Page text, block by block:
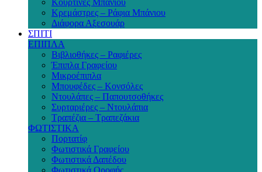
Κουρτίνες Μπάνιου
Κρεμάστρες – Ράφια Μπάνιου
Διάφορα Αξεσουάρ
ΣΠΙΤΙ
ΕΠΙΠΛΑ
Βιβλιοθήκες – Ραφιέρες
Έπιπλα Γραφείου
Μικροέπιπλα
Μπουφέδες – Κονσόλες
Ντουλάπες – Παπουτσοθήκες
Συρταριέρες – Ντουλάπια
Τραπέζια – Τραπεζάκια
ΦΩΤΙΣΤΙΚΑ
Πορτατίφ
Φωτιστικά Γραφείου
Φωτιστικά Δαπέδου
Φωτιστικά Οροφής